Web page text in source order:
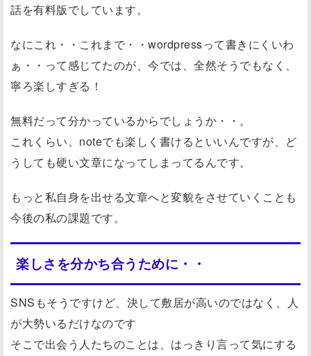
話を有料版でしています。
なにこれ・・これまで・・wordpressって書きにくいわ
ぁ・・って感じてたのが、今では、全然そうでもなく、
寧ろ楽しすぎる！
無料だって分かっているからでしょうか・・。
これくらい、noteでも楽しく書けるといいんですが、ど
うしても硬い文章になってしまってるんです。
もっと私自身を出せる文章へと変貌をさせていくことも
今後の私の課題です。
楽しさを分かち合うために・・
SNSもそうですけど、決して敷居が高いのではなく、人
が大勢いるだけなのです
そこで出会う人たちのことは、はっきり言って気にする